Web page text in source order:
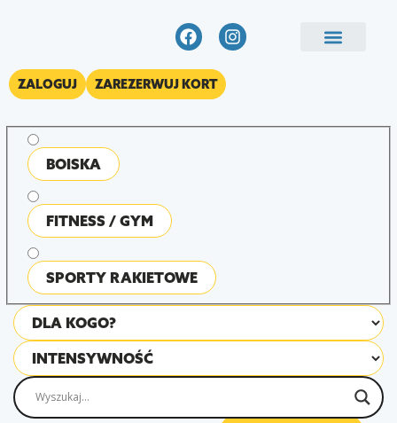
ZALOGUJ ZAREZERWUJ KORT
BOISKA
FITNESS / GYM
SPORTY RAKIETOWE